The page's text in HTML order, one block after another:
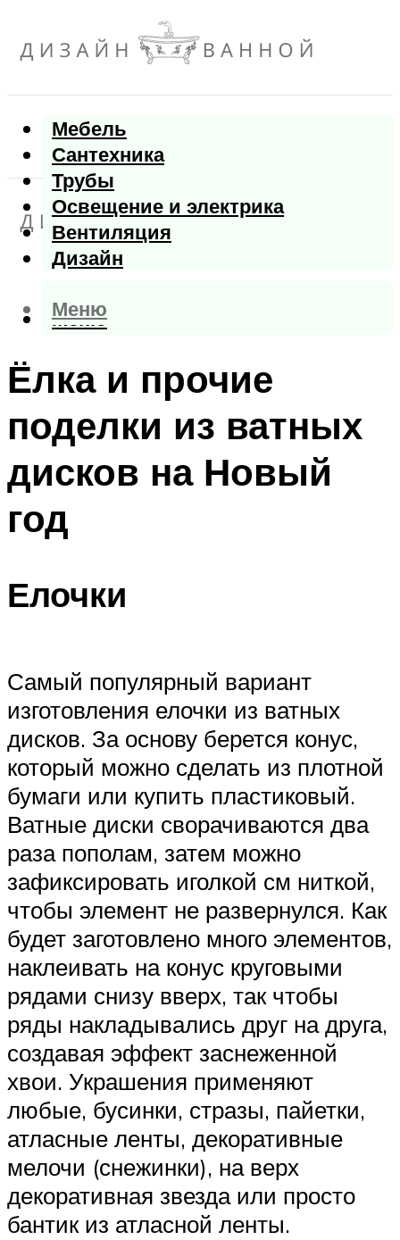
Мебель
Сантехника
Трубы
Освещение и электрика
Вентиляция
Дизайн
Меню
Меню
Ёлка и прочие
поделки из ватных
дисков на Новый
год
Елочки
Самый популярный вариант
изготовления елочки из ватных
дисков. За основу берется конус,
который можно сделать из плотной
бумаги или купить пластиковый.
Ватные диски сворачиваются два
раза пополам, затем можно
зафиксировать иголкой см ниткой,
чтобы элемент не развернулся. Как
будет заготовлено много элементов,
наклеивать на конус круговыми
рядами снизу вверх, так чтобы
ряды накладывались друг на друга,
создавая эффект заснеженной
хвои. Украшения применяют
любые, бусинки, стразы, пайетки,
атласные ленты, декоративные
мелочи (снежинки), на верх
декоративная звезда или просто
бантик из атласной ленты.